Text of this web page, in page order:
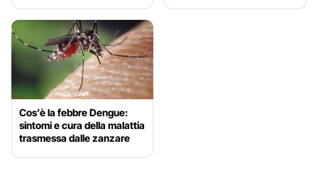
Cos’è la febbre Dengue:
sintomi e cura della malattia
trasmessa dalle zanzare